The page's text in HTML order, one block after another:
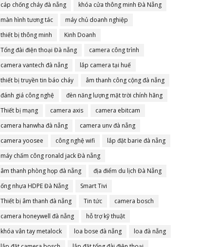
cáp chống cháy đà nẵng
khóa cửa thông minh Đà Nẵng
màn hình tương tác
máy chủ doanh nghiệp
thiết bị thông minh
Kinh Doanh
Tổng đài điện thoại Đà nẵng
camera công trình
camera vantech đà nẵng
lắp camera tại huế
thiết bị truyền tin báo cháy
âm thanh công cộng đà nẵng
đánh giá công nghệ
đèn năng lượng mặt trời chính hãng
Thiết bị mạng
camera axis
camera ebitcam
camera hanwha đà nẵng
camera unv đà nẵng
camera yoosee
công nghệ wifi
lắp đặt barie đà nẵng
máy chấm công ronald jack Đà nẵng
âm thanh phòng họp đà nẵng
địa điểm du lịch Đà Nẵng
ống nhựa HDPE Đà Nẵng
Smart Tivi
Thiết bị âm thanh đà nẵng
Tin tức
camera bosch
camera honeywell đà nẵng
hỗ trợ kỹ thuật
khóa vân tay metalock
loa bose đà nẵng
loa đà nẵng